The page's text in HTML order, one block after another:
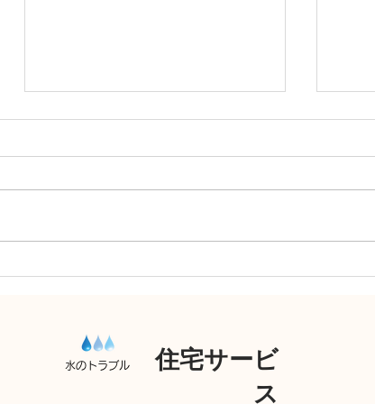
住宅サービ
ス
水のトラブル